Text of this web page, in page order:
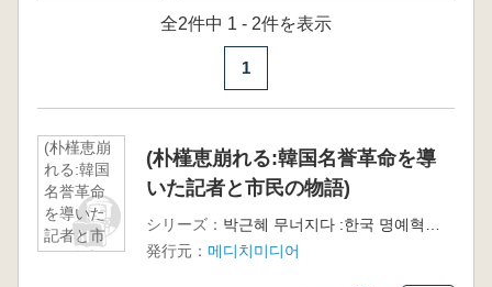
全2件中 1 - 2件を表示
1
(朴槿恵崩
れる:韓国
名誉革命
を導いた
記者と市
民の物語)
(朴槿恵崩れる:韓国名誉革命を導
いた記者と市民の物語)
シリーズ：
発行元： 메디치미디어